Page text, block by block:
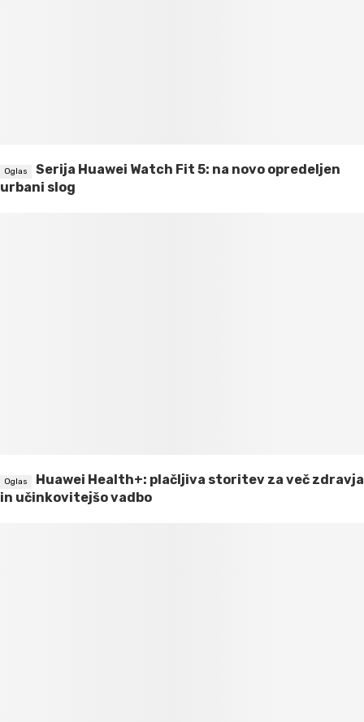
Serija Huawei Watch Fit 5: na novo opredeljen
urbani slog
Huawei Health+: plačljiva storitev za več zdravja
in učinkovitejšo vadbo